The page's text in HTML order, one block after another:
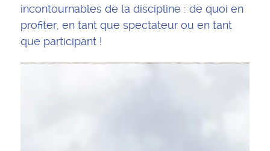
incontournables de la discipline : de quoi en
profiter, en tant que spectateur ou en tant
que participant !